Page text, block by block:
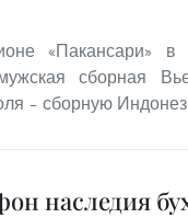
«Пакансари» в
сборная
– сборную
наследия